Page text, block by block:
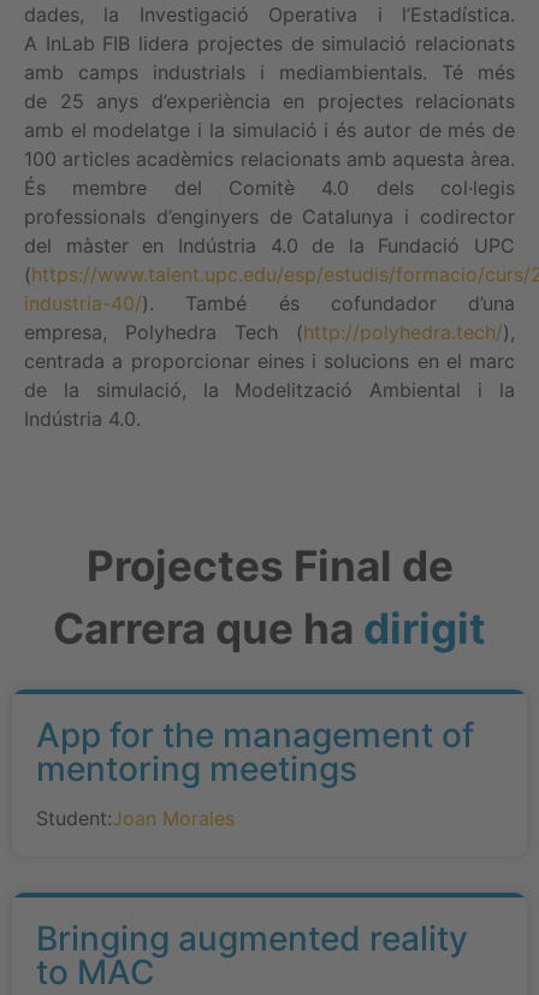
dades, la Investigació Operativa i l’Estadística.
A InLab FIB lidera projectes de simulació relacionats
amb camps industrials i mediambientals. Té més
de 25 anys d’experiència en projectes relacionats
amb el modelatge i la simulació i és autor de més de
100 articles acadèmics relacionats amb aquesta àrea.
És membre del Comitè 4.0 dels col·legis
professionals d’enginyers de Catalunya i codirector
del màster en Indústria 4.0 de la Fundació UPC
(https://www.talent.upc.edu/esp/estudis/formacio/
industria-40/). També és cofundador d’una
empresa, Polyhedra Tech (http://polyhedra.tech/),
centrada a proporcionar eines i solucions en el marc
de la simulació, la Modelització Ambiental i la
Indústria 4.0.
Projectes Final de
Carrera que ha dirigit
App for the management of
mentoring meetings
Student:Joan Morales
Bringing augmented reality
to MAC